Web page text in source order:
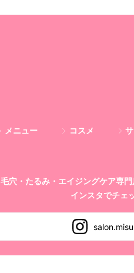
メニュー コスメ
毛穴・たるみ・エイジングケア専
インスタでチェ